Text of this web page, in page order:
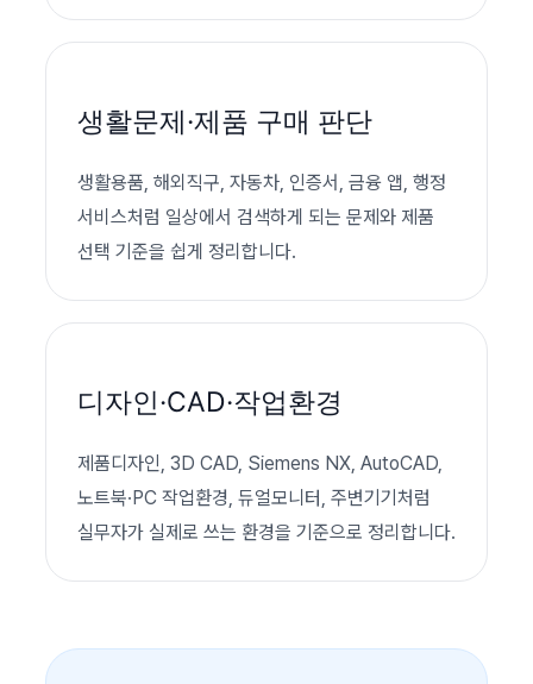
생활문제·제품 구매 판단
생활용품, 해외직구, 자동차, 인증서, 금융 앱, 행정
서비스처럼 일상에서 검색하게 되는 문제와 제품
선택 기준을 쉽게 정리합니다.
디자인·CAD·작업환경
제품디자인, 3D CAD, Siemens NX, AutoCAD,
노트북·PC 작업환경, 듀얼모니터, 주변기기처럼
실무자가 실제로 쓰는 환경을 기준으로 정리합니다.